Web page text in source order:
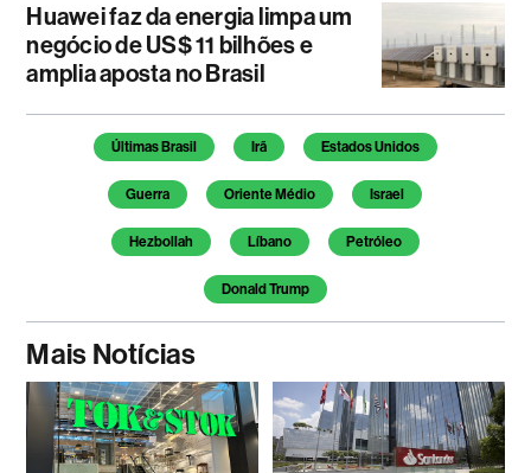
Huawei faz da energia limpa um
negócio de US$ 11 bilhões e
amplia aposta no Brasil
Temas deste artigo
Últimas Brasil Irã Estados Unidos
Guerra Oriente Médio Israel
Hezbollah Líbano Petróleo
Donald Trump
Mais Notícias